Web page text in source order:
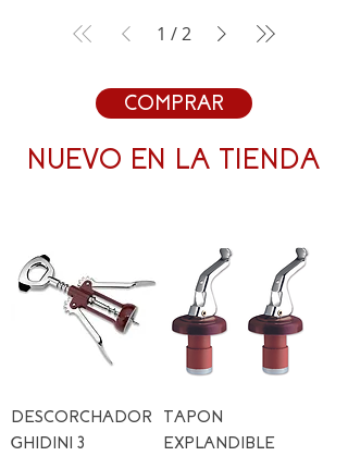
1 /2
COMPRAR
NUEVO EN LA TIENDA
DESCORCHADOR
GHIDINI 3
TAPON
EXPLANDIBLE